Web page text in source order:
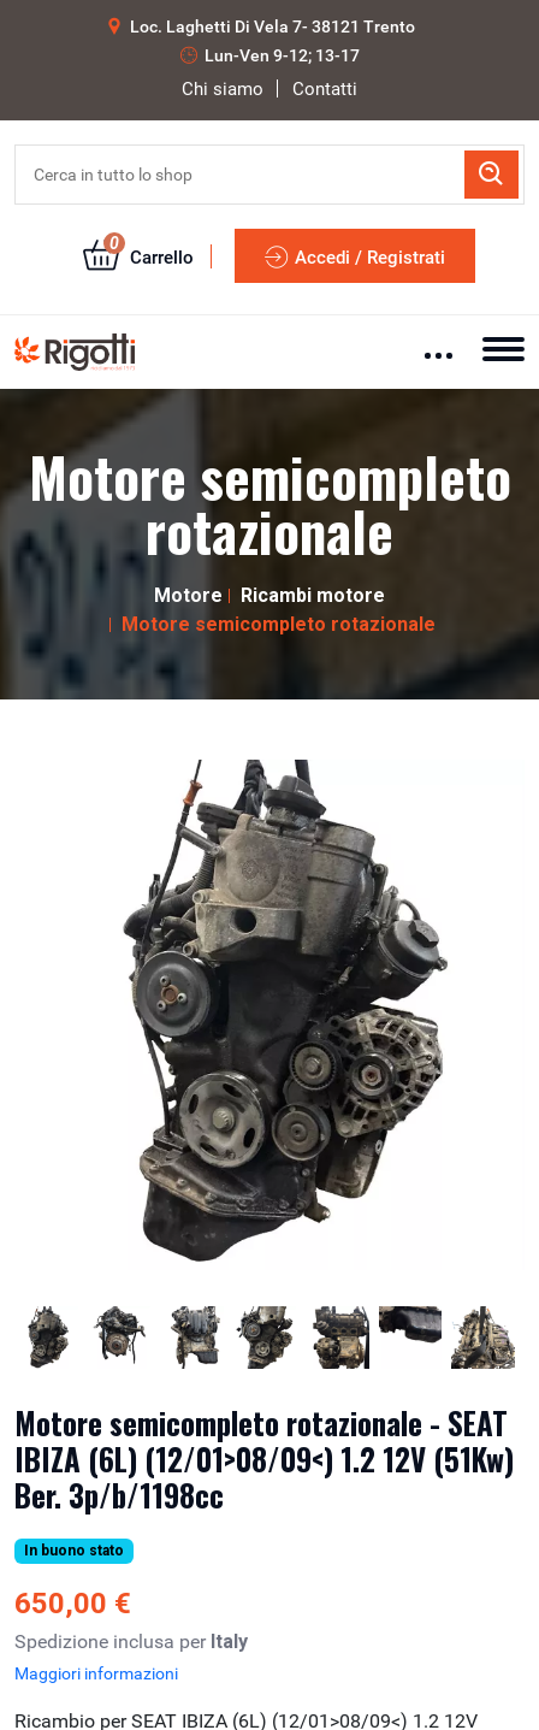
Loc. Laghetti Di Vela 7- 38121 Trento
Lun-Ven 9-12; 13-17
Chi siamo Contatti
0
Carrello Accedi / Registrati
Motore semicompleto
rotazionale
Motore
Ricambi motore
Motore semicompleto rotazionale
Motore semicompleto rotazionale - SEAT
IBIZA (6L) (12/01>08/09<) 1.2 12V (51Kw)
Ber. 3p/b/1198cc
In buono stato
650,00 €
Spedizione inclusa per Italy
Maggiori informazioni
Ricambio per SEAT IBIZA (6L) (12/01>08/09<) 1.2 12V